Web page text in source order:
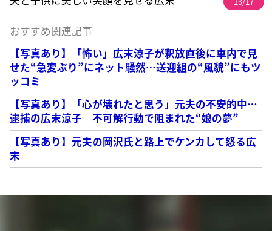
おすすめ関連記事
【写真あり】「怖い」広末涼子が釈放直後に車内で見
せた“急変ぶり”にネット騒然…送迎組の“風貌”にもツ
ッコミ
【写真あり】「心が壊れたと思う」元夫の不安的中…
逮捕の広末涼子 不可解行動で阻まれた“娘の夢”
【写真あり】元夫の岡沢氏と路上でケンカして怒る広
末